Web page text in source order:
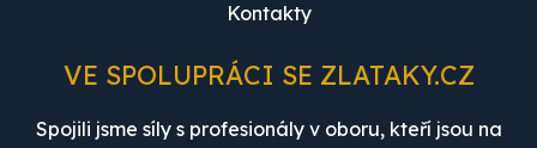
Kontakty
VE SPOLUPRÁCI SE ZLATAKY.CZ
Spojili jsme síly s profesionály v oboru, kteří jsou na